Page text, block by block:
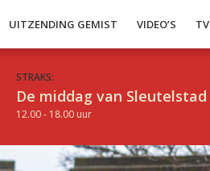
UITZENDING GEMIST VIDEO’S TV
STRAKS:
De middag van Sleutelstad
12.00 - 18.00 uur